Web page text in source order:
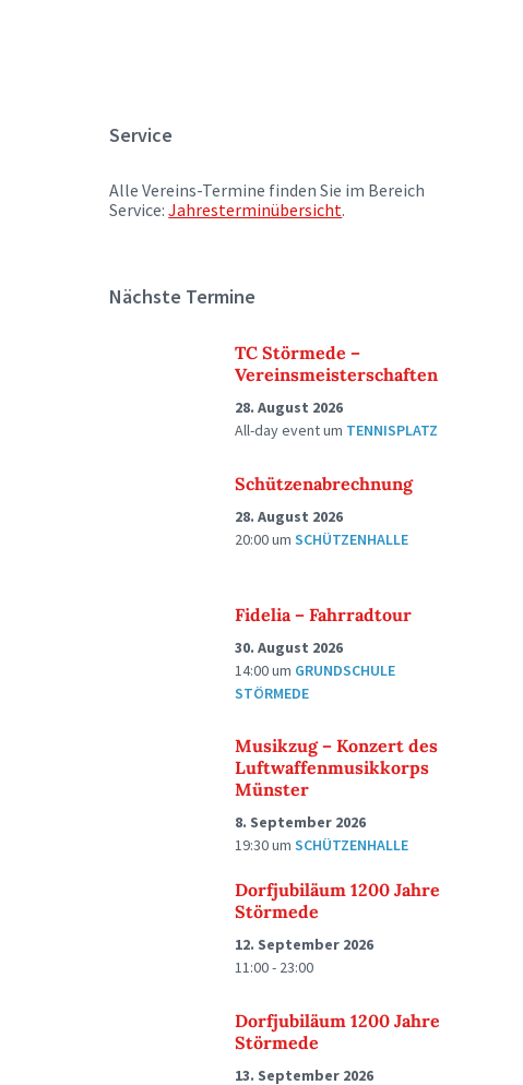
Service
Alle Vereins-Termine finden Sie im Bereich
Service:Jahresterminübersicht.
Nächste Termine
TC Störmede –
Vereinsmeisterschaften
28. August 2026
All-day eventum TENNISPLATZ
Schützenabrechnung
28. August 2026
20:00umSCHÜTZENHALLE
Fidelia – Fahrradtour
30. August 2026
14:00um GRUNDSCHULE
STÖRMEDE
Musikzug – Konzert des
Luftwaffenmusikkorps
Münster
8. September 2026
19:30umSCHÜTZENHALLE
Dorfjubiläum 1200 Jahre
Störmede
12. September 2026
11:00 - 23:00
Dorfjubiläum 1200 Jahre
Störmede
13. September 2026